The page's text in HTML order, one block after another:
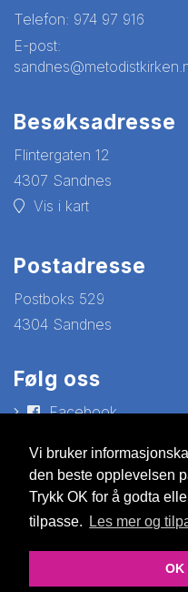
Vi bruker
den beste opplevelsen
Trykk OK for å godta
tilpasse.
Les mer og
OK
Telefon: 974 97 916
E-post:
Besøksadresse
Flintergaten 12
4307 Sandnes
Vis i kart
Postadresse
Postboks 529
4304 Sandnes
Følg oss
Facebook